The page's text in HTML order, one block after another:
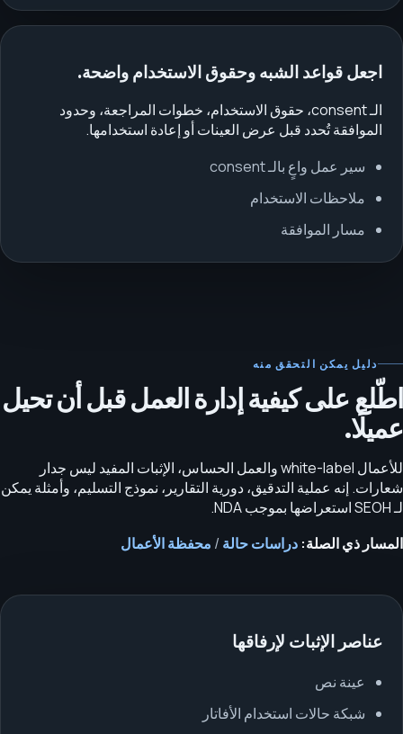
اجعل قواعد الشبه وحقوق الاستخدام واضحة.
الـ consent، حقوق الاستخدام، خطوات المراجعة، وحدود
الموافقة تُحدد قبل عرض العينات أو إعادة استخدامها.
سير عمل واعٍ بالـ consent
ملاحظات الاستخدام
مسار الموافقة
دليل يمكن التحقق منه
اطّلع على كيفية إدارة العمل قبل أن تحيل
عميلًا.
للأعمال white-label والعمل الحساس، الإثبات المفيد ليس جدار
شعارات. إنه عملية التدقيق، دورية التقارير، نموذج التسليم، وأمثلة يمكن
لـ SEOH استعراضها بموجب NDA.
المسار ذي الصلة: دراسات حالة / محفظة الأعمال
عناصر الإثبات لإرفاقها
عينة نص
شبكة حالات استخدام الأفاتار